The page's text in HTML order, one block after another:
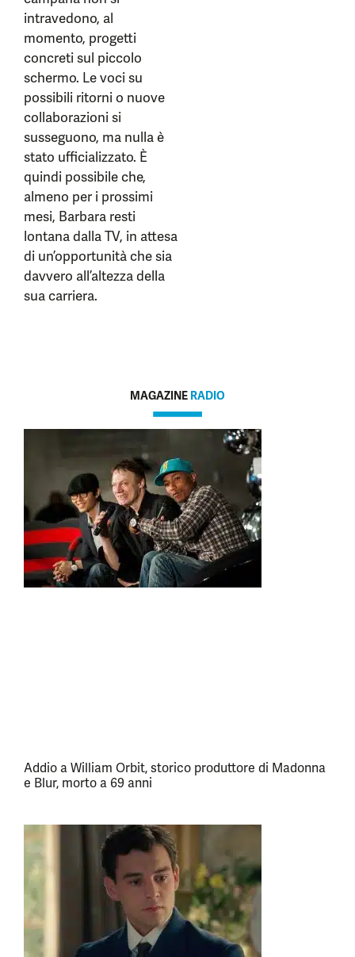
intravedono, al
momento, progetti
concreti sul piccolo
schermo. Le voci su
possibili ritorni o nuove
collaborazioni si
susseguono, ma nulla è
stato ufficializzato. È
quindi possibile che,
almeno per i prossimi
mesi, Barbara resti
lontana dalla TV, in attesa
di un’opportunità che sia
davvero all’altezza della
sua carriera.
MAGAZINE RADIO
Addio a William Orbit, storico produttore di Madonna
e Blur, morto a 69 anni